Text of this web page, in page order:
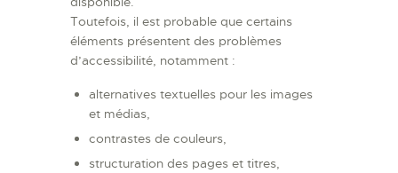
Toutefois, il est probable que certains
éléments présentent des problèmes
d’accessibilité, notamment :
alternatives textuelles pour les images
et médias,
contrastes de couleurs,
structuration des pages et titres,